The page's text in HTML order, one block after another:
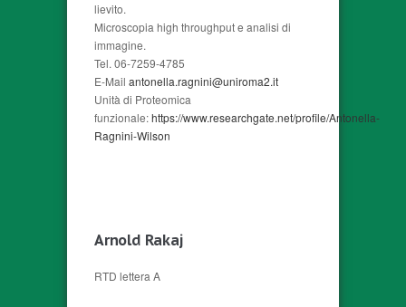
lievito.
Microscopia high throughput e analisi di
immagine.
Tel. 06-7259-4785
E-Mail antonella.ragnini@uniroma2.it
Unità di Proteomica
funzionale:https://www.researchgate.net/profile/Antonella-
Ragnini-Wilson
Arnold Rakaj
RTD lettera A